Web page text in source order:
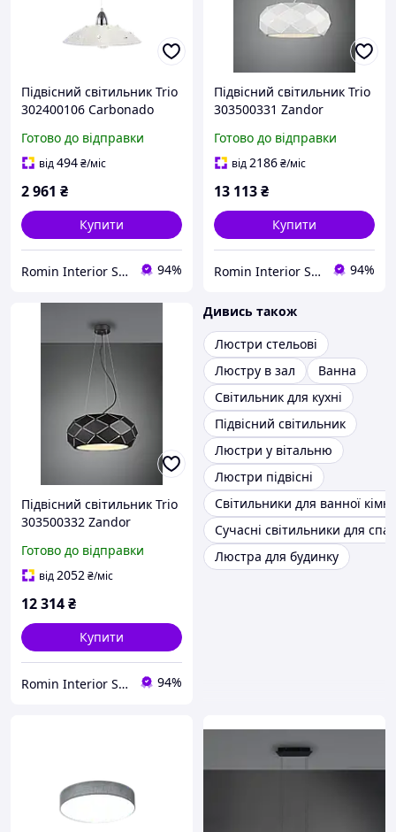
Підвісний світильник Trio
302400106 Carbonado
Готово до відправки
від494₴/міс
2 961 ₴
Купити
Romin Interior Store 94%
Підвісний світильник Trio
303500331 Zandor
Готово до відправки
від2186₴/міс
13 113₴
Купити
Romin Interior Store 94%
Підвісний світильник Trio
303500332 Zandor
Готово до відправки
від2052₴/міс
12 314₴
Купити
Romin Interior Store 94%
Дивись також
Люстри стельові
Люстру в зал
Ванна
Світильник для кухні
Підвісний світильник
Люстри у вітальню
Люстри підвісні
Світильники для ванної
Сучасні світильники для
Люстра для будинку